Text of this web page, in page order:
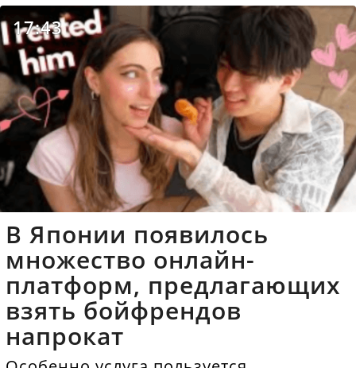
17:43
В Японии появилось
множество онлайн-
платформ, предлагающих
взять бойфрендов
напрокат